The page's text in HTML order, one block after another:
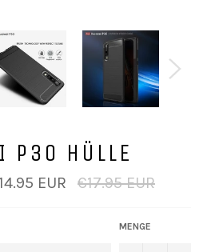
P30 HÜLLE
EUR
Normaler
Preis
€17.95 EUR
MENGE